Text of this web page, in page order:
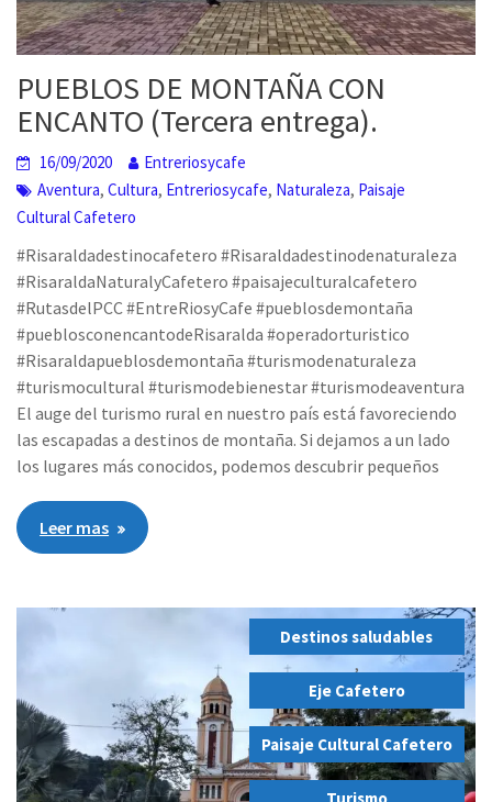
PUEBLOS DE MONTAÑA CON
ENCANTO (Tercera entrega).
16/09/2020
Entreriosycafe
Aventura,Cultura, Entreriosycafe, Naturaleza, Paisaje
Cultural Cafetero
#Risaraldadestinocafetero #Risaraldadestinodenaturaleza
#RisaraldaNaturalyCafetero #paisajeculturalcafetero
#RutasdelPCC #EntreRiosyCafe #pueblosdemontaña
#pueblosconencantodeRisaralda #operadorturistico
#Risaraldapueblosdemontaña #turismodenaturaleza
#turismocultural #turismodebienestar #turismodeaventura
El auge del turismo rural en nuestro país está favoreciendo
las escapadas a destinos de montaña. Si dejamos a un lado
los lugares más conocidos, podemos descubrir pequeños
Leer mas
Destinos saludables
,
Eje Cafetero
,
Paisaje Cultural Cafetero
,